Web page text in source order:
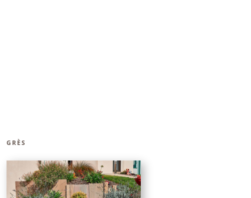
GRÈS